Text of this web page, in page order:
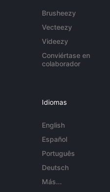
Brusheezy
Vecteezy
Videezy
Conviértase en
colaborador
Idiomas
English
Español
Português
Deutsch
Más...